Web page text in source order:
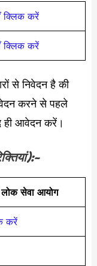
क्लिक करें
क्लिक करें
से निवेदन है की
करने से पहले
ही आवेदन करें।
लोक सेवा आयोग
करें